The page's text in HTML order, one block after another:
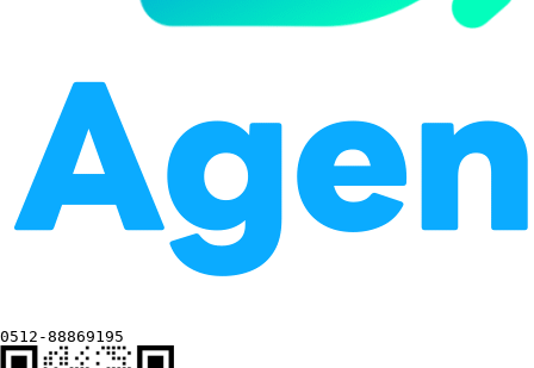
0512-88869195